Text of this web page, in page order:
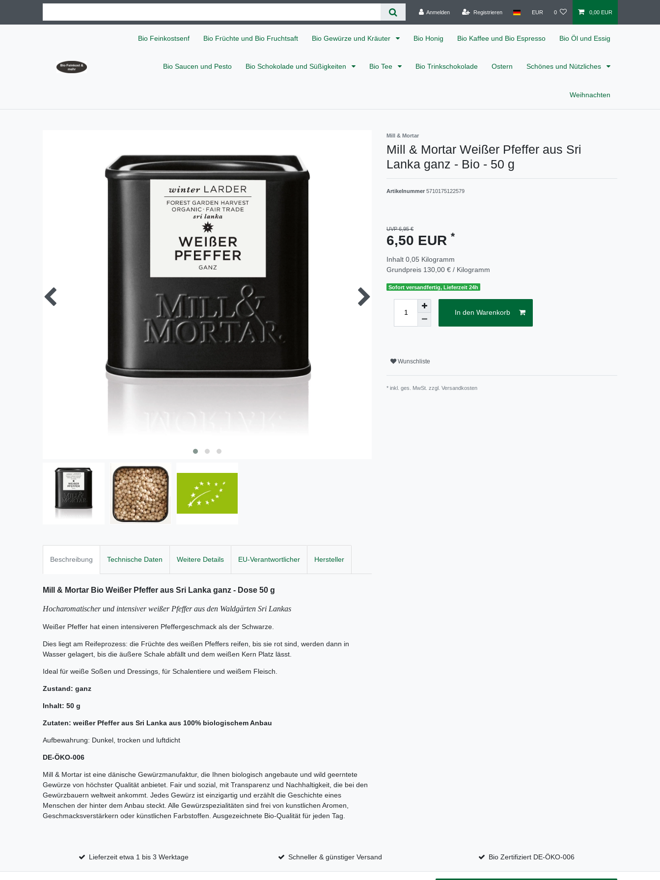
Anmelden Registrieren EUR 0 0,00 EUR
Bio Feinkostsenf Bio Früchte und Bio Fruchtsaft Bio Gewürze und Kräuter Bio Honig Bio Kaffee und Bio Espresso Bio Öl und Essig
Bio Saucen und Pesto Bio Schokolade und Süßigkeiten Bio Tee Bio Trinkschokolade Ostern Schönes und Nützliches
Weihnachten
Mill & Mortar
Mill & Mortar Weißer Pfeffer aus Sri
Lanka ganz - Bio - 50 g
Artikelnummer 5710175122579
UVP 6,95 €
6,50 EUR *
Inhalt 0,05 Kilogramm
Grundpreis 130,00 € / Kilogramm
Sofort versandfertig, Lieferzeit 24h
In den Warenkorb
Wunschliste
* inkl. ges. MwSt. zzgl. Versandkosten
Beschreibung Technische Daten Weitere Details EU-Verantwortlicher Hersteller
Mill & Mortar Bio Weißer Pfeffer aus Sri Lanka ganz - Dose 50 g
Hocharomatischer und intensiver weißer Pfeffer aus den Waldgärten Sri Lankas
Weißer Pfeffer hat einen intensiveren Pfeffergeschmack als der Schwarze.
Dies liegt am Reifeprozess: die Früchte des weißen Pfeffers reifen, bis sie rot sind, werden dann in
Wasser gelagert, bis die äußere Schale abfällt und dem weißen Kern Platz lässt.
Ideal für weiße Soßen und Dressings, für Schalentiere und weißem Fleisch.
Zustand: ganz
Inhalt: 50 g
Zutaten: weißer Pfeffer aus Sri Lanka aus 100% biologischem Anbau
Aufbewahrung: Dunkel, trocken und luftdicht
DE-ÖKO-006
Mill & Mortar ist eine dänische Gewürzmanufaktur, die Ihnen biologisch angebaute und wild geerntete
Gewürze von höchster Qualität anbietet. Fair und sozial, mit Transparenz und Nachhaltigkeit, die bei den
Gewürzbauern weltweit ankommt. Jedes Gewürz ist einzigartig und erzählt die Geschichte eines
Menschen der hinter dem Anbau steckt. Alle Gewürzspezialitäten sind frei von kunstlichen Aromen,
Geschmacksverstärkern oder künstlichen Farbstoffen. Ausgezeichnete Bio-Qualität für jeden Tag.
Lieferzeit etwa 1 bis 3 Werktage Schneller & günstiger Versand Bio Zertifiziert DE-ÖKO-006